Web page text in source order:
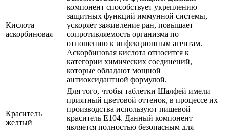
Кислота
аскорбиновая
компонент способствует укреплению
защитных функций иммунной системы,
ускоряет заживление ран, повышает
сопротивляемость организма по
отношению к инфекционным агентам.
Аскорбиновая кислота относится к
категории химических соединений,
которые обладают мощной
антиоксидантной формулой.
Краситель
желтый
Для того, чтобы таблетки Шалфей имели
приятный цветовой оттенок, в процессе их
производства используют пищевой
краситель Е104. Данный компонент
является полностью безопасным для